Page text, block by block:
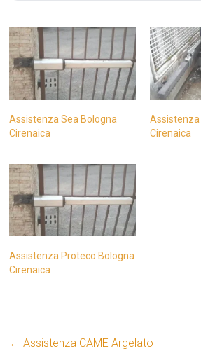
Assistenza Sea Bologna
Cirenaica
Assistenza
Cirenaica
Assistenza Proteco Bologna
Cirenaica
← Assistenza CAME Argelato